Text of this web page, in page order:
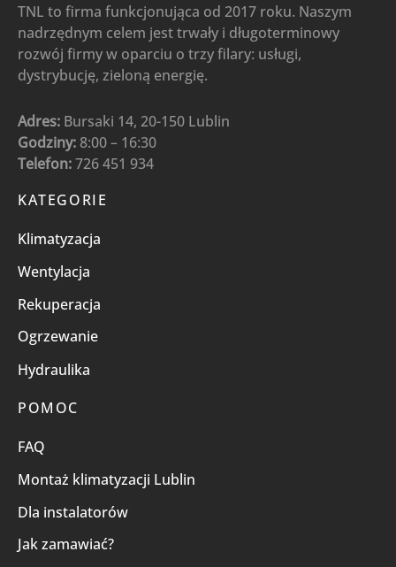
TNL to firma funkcjonująca od 2017 roku. Naszym
nadrzędnym celem jest trwały i długoterminowy
rozwój firmy w oparciu o trzy filary: usługi,
dystrybucję, zieloną energię.
Adres: Bursaki 14, 20-150 Lublin
Godziny: 8:00 – 16:30
Telefon:726 451 934
KATEGORIE
Klimatyzacja
Wentylacja
Rekuperacja
Ogrzewanie
Hydraulika
POMOC
FAQ
Montaż klimatyzacji Lublin
Dla instalatorów
Jak zamawiać?